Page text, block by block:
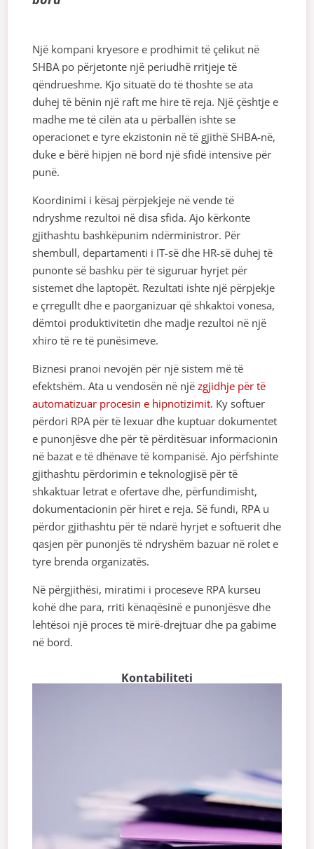
Një kompani kryesore e prodhimit të çelikut në
SHBA po përjetonte një periudhë rritjeje të
qëndrueshme. Kjo situatë do të thoshte se ata
duhej të bënin një raft me hire të reja. Një çështje e
madhe me të cilën ata u përballën ishte se
operacionet e tyre ekzistonin në të gjithë SHBA-në,
duke e bërë hipjen në bord një sfidë intensive për
punë.
Koordinimi i kësaj përpjekjeje në vende të
ndryshme rezultoi në disa sfida. Ajo kërkonte
gjithashtu bashkëpunim ndërministror. Për
shembull, departamenti i IT-së dhe HR-së duhej të
punonte së bashku për të siguruar hyrjet për
sistemet dhe laptopët. Rezultati ishte një përpjekje
e çrregullt dhe e paorganizuar që shkaktoi vonesa,
dëmtoi produktivitetin dhe madje rezultoi në një
xhiro të re të punësimeve.
Biznesi pranoi nevojën për një sistem më të
efektshëm. Ata u vendosën në njëzgjidhje për të
automatizuar procesin e hipnotizimit. Ky softuer
përdori RPA për të lexuar dhe kuptuar dokumentet
e punonjësve dhe për të përditësuar informacionin
në bazat e të dhënave të kompanisë. Ajo përfshinte
gjithashtu përdorimin e teknologjisë për të
shkaktuar letrat e ofertave dhe, përfundimisht,
dokumentacionin për hiret e reja. Së fundi, RPA u
përdor gjithashtu për të ndarë hyrjet e softuerit dhe
qasjen për punonjës të ndryshëm bazuar në rolet e
tyre brenda organizatës.
Në përgjithësi, miratimi i proceseve RPA kurseu
kohë dhe para, rriti kënaqësinë e punonjësve dhe
lehtësoi një proces të mirë-drejtuar dhe pa gabime
në bord.
Kontabiliteti